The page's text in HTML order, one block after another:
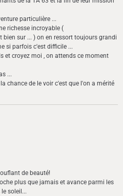
particulière ...
richesse incroyable (
sur ... ) on en ressort toujours grandi
si parfois c'est difficile ...
et croyez moi , on attends ce moment
...
chance de le voir c'est que l'on a mérité
de beauté!
plus que jamais et avance parmi les
soleil...